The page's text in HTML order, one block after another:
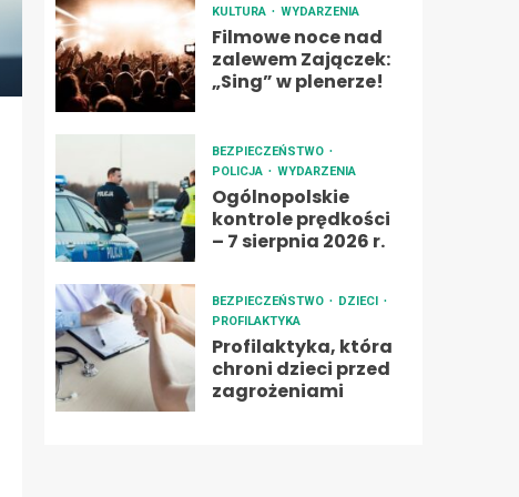
KULTURA WYDARZENIA
Filmowe noce nad
zalewem Zajączek:
„Sing” w plenerze!
BEZPIECZEŃSTWO
POLICJA
WYDARZENIA
Ogólnopolskie
kontrole prędkości
– 7 sierpnia 2026 r.
BEZPIECZEŃSTWO
DZIECI
PROFILAKTYKA
Profilaktyka, która
chroni dzieci przed
zagrożeniami